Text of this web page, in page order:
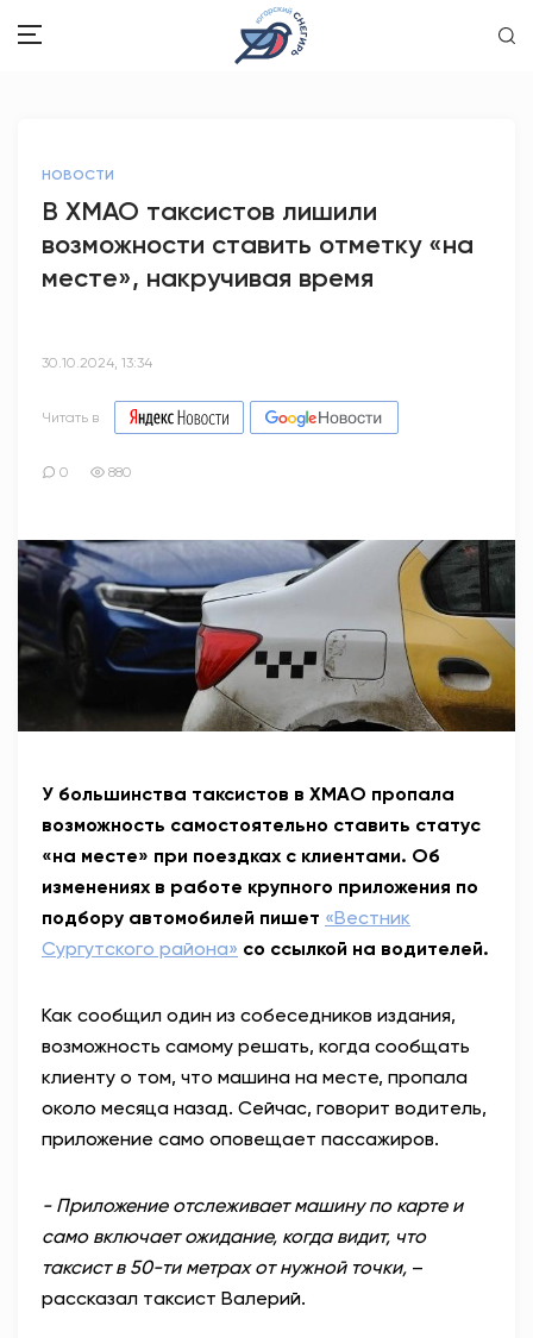
ОБРАЗОВАНИЕ
ПСИХОЛОГИЯ
СПОРТ
АНТИТЕРРОР
НОВОСТИ
ОФИЦИАЛЬНО
94,84
Вход / Регистрация
НОВОСТИ
В ХМАО таксистов лишили
возможности ставить отметку «на
месте», накручивая время
30.10.2024, 13:34
Читать в
0 880
У большинства таксистов в ХМАО пропала
возможность самостоятельно ставить статус
«на месте» при поездках с клиентами. Об
изменениях в работе крупного приложения по
подбору автомобилей пишет «Вестник
Сургутского района» со ссылкой на водителей.
Как сообщил один из собеседников издания,
возможность самому решать, когда сообщать
клиенту о том, что машина на месте, пропала
около месяца назад. Сейчас, говорит водитель,
приложение само оповещает пассажиров.
- Приложение отслеживает машину по карте и
само включает ожидание, когда видит, что
таксист в 50-ти метрах от нужной точки, –
рассказал таксист Валерий.